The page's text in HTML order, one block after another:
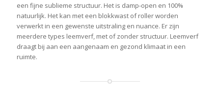
een fijne sublieme structuur. Het is damp-open en 100%
natuurlijk. Het kan met een blokkwast of roller worden
verwerkt in een gewenste uitstraling en nuance. Er zijn
meerdere types leemverf, met of zonder structuur. Leemverf
draagt bij aan een aangenaam en gezond klimaat in een
ruimte.